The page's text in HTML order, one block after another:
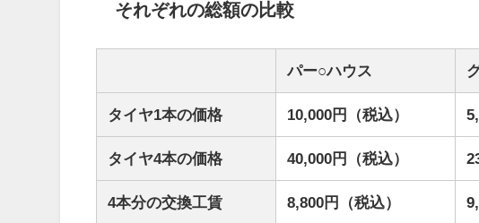
それぞれの総額の比較
パー○ハウス
タイヤ1本の価格 10,000円（税込）
タイヤ4本の価格 40,000円（税込）
4本分の交換工賃 8,800円（税込）